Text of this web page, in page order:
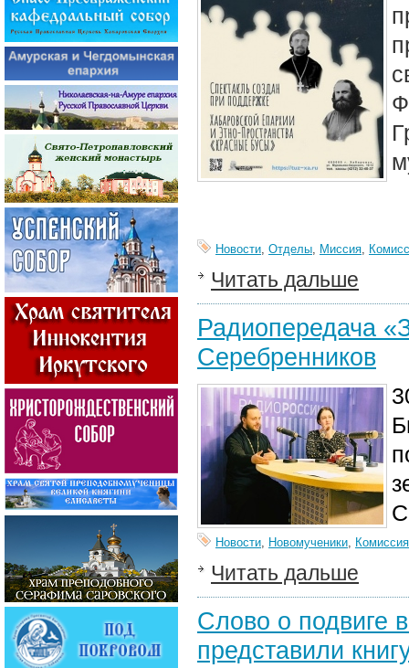
Новости, Отделы, Миссия,
Читать дальше
Радиопередача
Серебренников
Новости, Новомученики,
Читать дальше
Слово о подвиге
представили